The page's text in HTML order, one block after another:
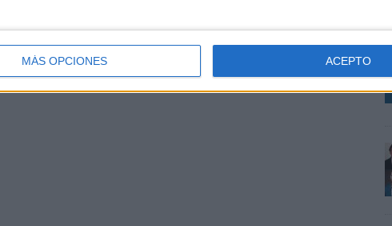
MÁS OPCIONES ACEPTO